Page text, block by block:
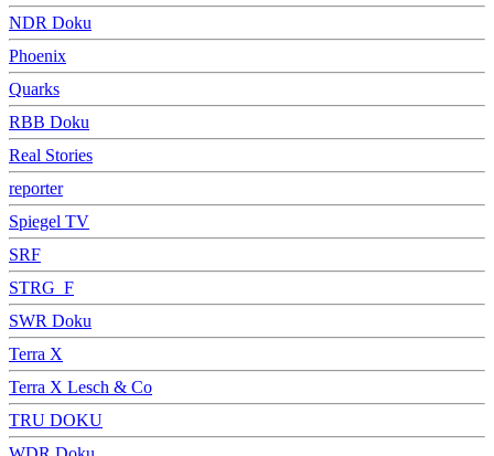
NDR Doku
Phoenix
Quarks
RBB Doku
Real Stories
reporter
Spiegel TV
SRF
STRG_F
SWR Doku
Terra X
Terra X Lesch & Co
TRU DOKU